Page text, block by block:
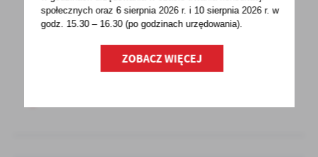
W ten magiczny czas Bożego
Narodzeniapragniemy złożyć moc gorących
życzeń:zdrowia, szczęściaoraz...
społecznych oraz 6 sierpnia 2026 r. i 10 sierpnia 2026 r. w
godz. 15.30 – 16.30 (po godzinachurzędowania).
ZOBACZ WIĘCEJ